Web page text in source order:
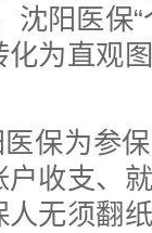
沈阳医保
为直观
保为参保
收支、
无须翻